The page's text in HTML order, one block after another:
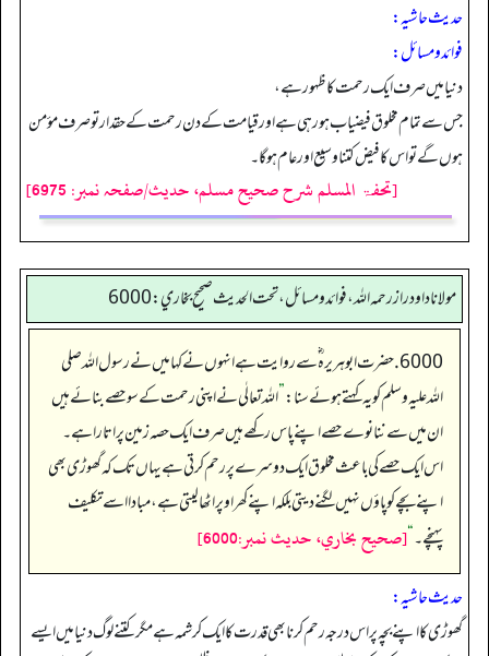
حدیث حاشیہ:
فوائد ومسائل:
دنیا میں صرف ایک رحمت کا ظہور ہے،
جس سے تمام مخلوق فیضیاب ہورہی ہے اور قیامت کے دن رحمت کے حقدار تو صرف مؤمن
ہوں گے تو اس کا فیض کتنا وسیع اور عام ہوگا۔
[تحفۃ المسلم شرح صحیح مسلم، حدیث/صفحہ نمبر: 6975]
مولانا داود راز رحمه الله، فوائد و مسائل، تحت الحديث صحيح بخاري: 6000
6000. حضرت ابو ہریرہ ؓ سے روایت ہے انہوں نے کہا میں نے رسول اللہ صلی
اللہ علیہ وسلم کو یہ کہتے ہوئے سنا:”اللہ تعالٰی نے اپنی رحمت کے سو حصے بنائے ہیں
ان میں سے ننانوے حصے اپنے پاس رکھے ہیں صرف ایک حصہ زمین پر اتارا ہے۔
اس ایک حصے کی باعث مخلوق ایک دوسرے پر رحم کرتی ہے یہاں تک کہ گھوڑی بھی
اپنے بچے کو پاؤں نہیں لگنے دیتی بلکہ اپنے کھر اوپر اٹھا لیتی ہے، مبادا اسے تکلیف
پہنچے۔“[صحيح بخاري، حديث نمبر:6000]
حدیث حاشیہ:
گھوڑی کا اپنے بچہ پر اس درجہ رحم کرنا بھی قدرت کا ایک کرشمہ ہے مگر کتنے لوگ دنیا میں ایسے